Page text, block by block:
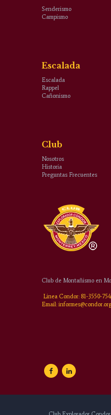
Senderismo
Campismo
Escalada
Escalada
Rappel
Cañonismo
Club
Nosotros
Historia
Preguntas Frecuentes
Club de Montañismo en
Linea Condor: 81-3550-
Email: